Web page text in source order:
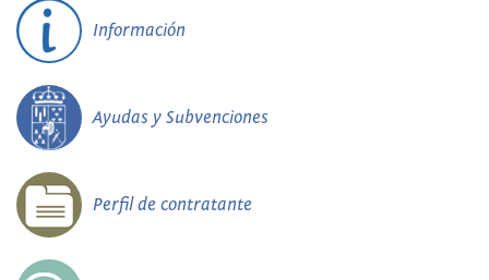
Información
Ayudas y Subvenciones
Perfil de contratante